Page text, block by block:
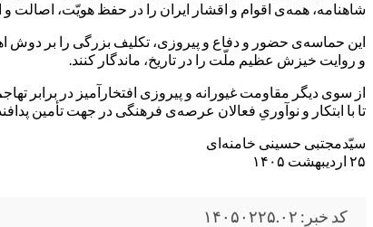
شاهنامه، همه‌ی اقوام و اقشار ایران را در حفظ هویّت، اصالت
این حماسه‌ی حضور و دفاع و پیروزی، تکلیف بزرگی را بر دوش
و روایت خیزش عظیم ملّت را در تاریخ، ماندگار کنند.
از سوی دیگر مقاومت غیورانه و پیروزی افتخارآمیز در برابر
تا با ابتکار و نوآوریِ فعالان عرصه‌ی فرهنگی در جهت تأمین
سیّدمجتبی حسینی خامنه‌ای
۲۵ اردیبهشت ۱۴۰۵
کد خبر: ۱۴۰۵۰۲۲۵.۰۲